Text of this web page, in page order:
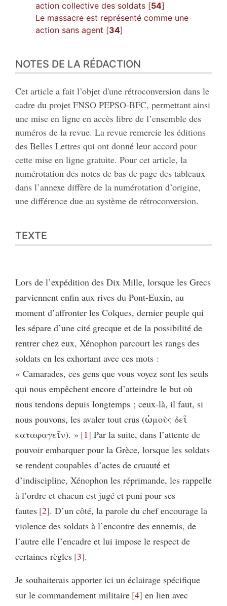
action collective des soldats [54]
Le massacre est représenté comme une
action sans agent [34]
NOTES DE LA RÉDACTION
Cet article a fait l’objet d'une rétroconversion dans le
cadre du projet FNSO PEPSO-BFC, permettant ainsi
une mise en ligne en accès libre de l’ensemble des
numéros de la revue. La revue remercie les éditions
des Belles Lettres qui ont donné leur accord pour
cette mise en ligne gratuite. Pour cet article, la
numérotation des notes de bas de page des tableaux
dans l’annexe diffère de la numérotation d’origine,
une différence due au système de rétroconversion.
TEXTE
Lors de l’expédition des Dix Mille, lorsque les Grecs
parviennent enfin aux rives du Pont-Euxin, au
moment d’affronter les Colques, dernier peuple qui
les sépare d’une cité grecque et de la possibilité de
rentrer chez eux, Xénophon parcourt les rangs des
soldats en les exhortant avec ces mots :
« Camarades, ces gens que vous voyez sont les seuls
qui nous empêchent encore d’atteindre le but où
nous tendons depuis longtemps ; ceux-là, il faut, si
nous pouvons, les avaler tout crus (ὠμοὺς δεῖ
καταφαγεῖν). » 1 Par la suite, dans l’attente de
pouvoir embarquer pour la Grèce, lorsque les soldats
se rendent coupables d’actes de cruauté et
d’indiscipline, Xénophon les réprimande, les rappelle
à l’ordre et chacun est jugé et puni pour ses
fautes 2 . D’un côté, la parole du chef encourage la
violence des soldats à l’encontre des ennemis, de
l’autre elle l’encadre et lui impose le respect de
certaines règles 3 .
Je souhaiterais apporter ici un éclairage spécifique
sur le commandement militaire 4 en lien avec